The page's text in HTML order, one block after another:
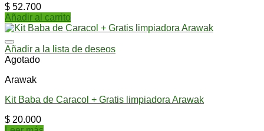
$ 52.700
Añadir al carrito
Añadir a la lista de deseos
Agotado
Arawak
Kit Baba de Caracol + Gratis limpiadora Arawak
$ 20.000